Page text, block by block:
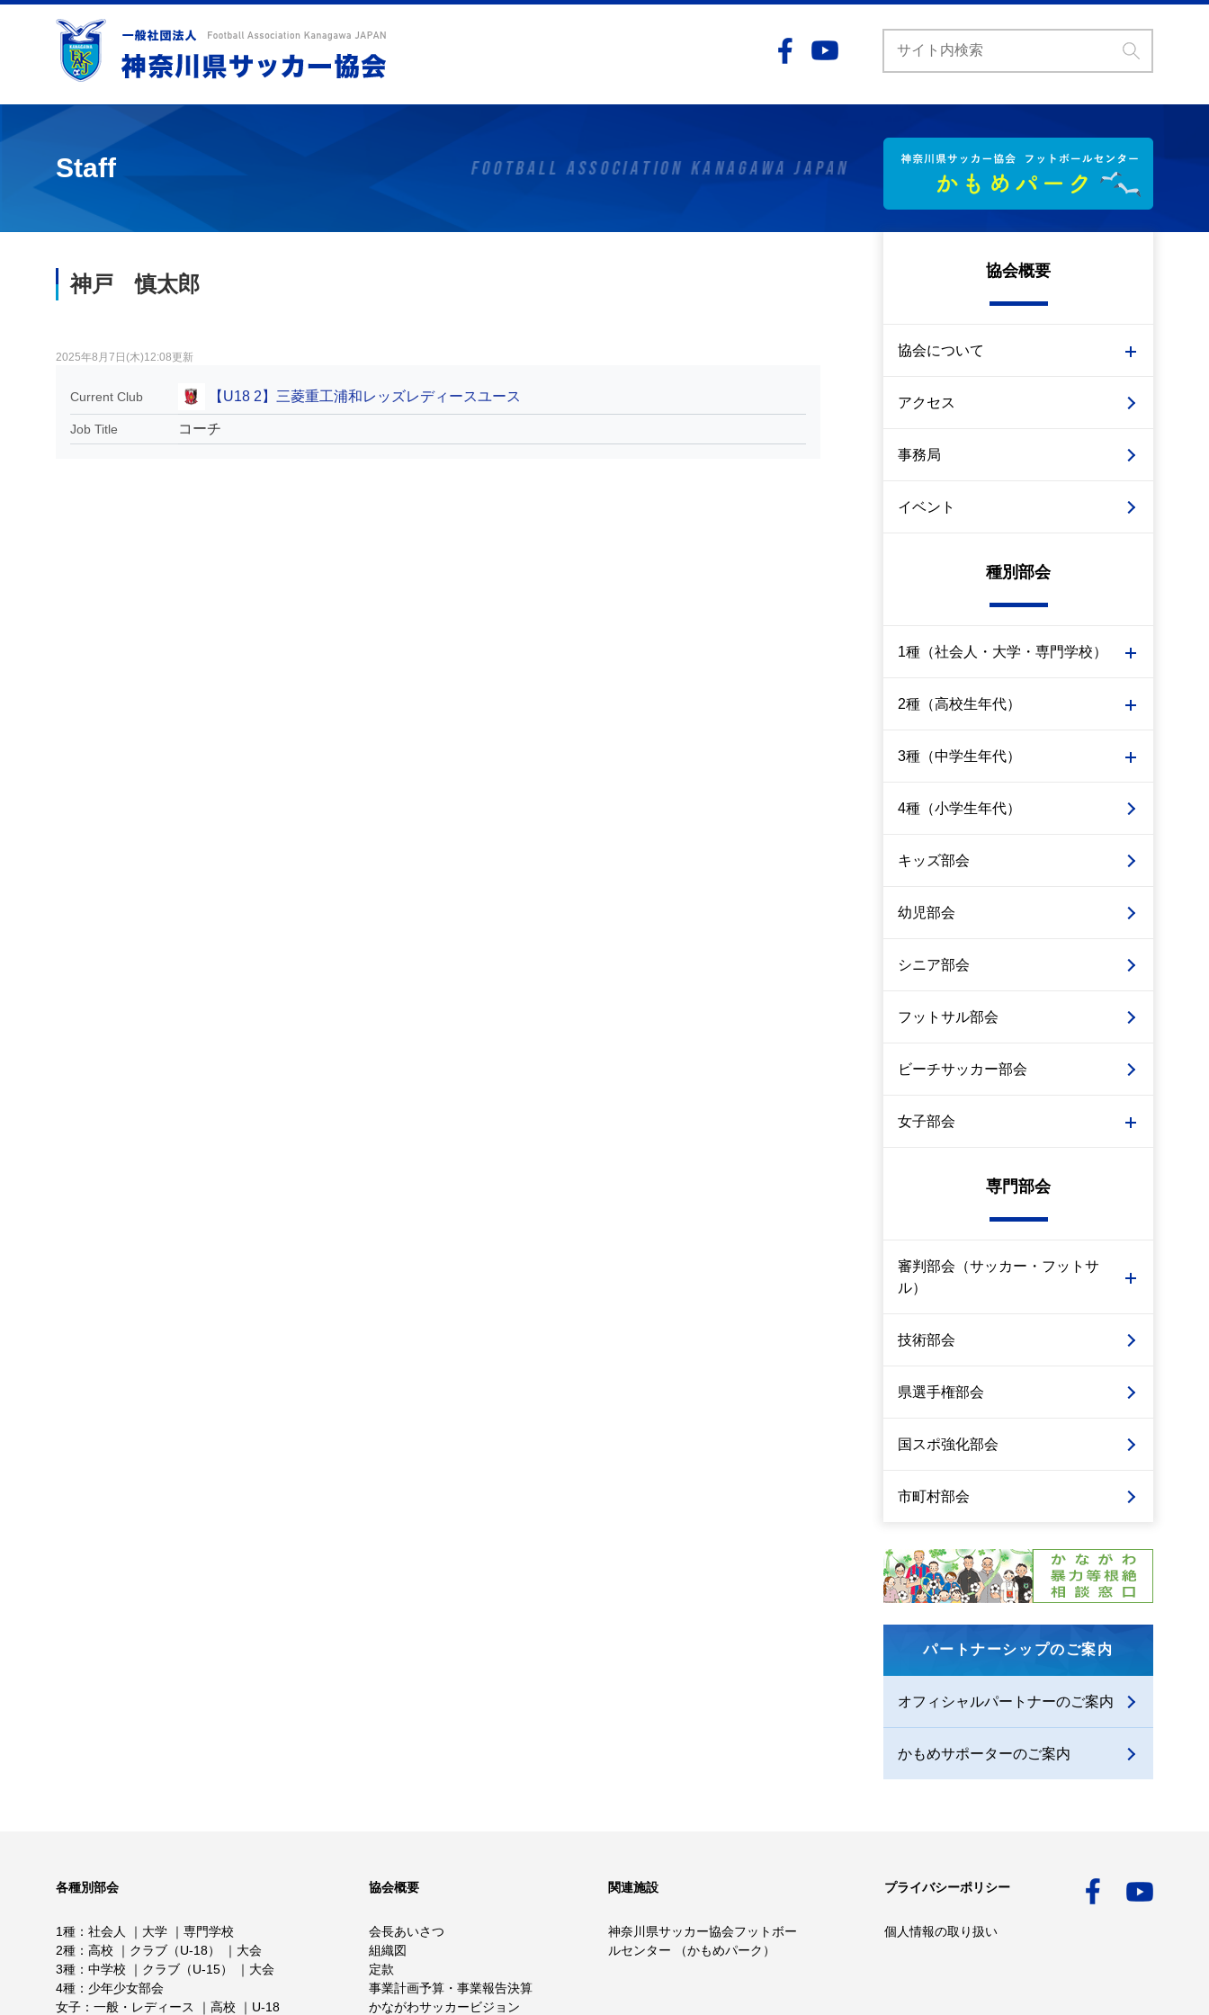
Staff
神戸 慎太郎
2025年8月7日(木)12:08更新
Current Club 【U18 2】三菱重工浦和レッズレディースユース
Job Title コーチ
協会概要
協会について
アクセス
事務局
イベント
種別部会
1種（社会人・大学・専門学校）
2種（高校生年代）
3種（中学生年代）
4種（小学生年代）
キッズ部会
幼児部会
シニア部会
フットサル部会
ビーチサッカー部会
女子部会
専門部会
審判部会（サッカー・フットサ
ル）
技術部会
県選手権部会
国スポ強化部会
市町村部会
パートナーシップのご案内
オフィシャルパートナーのご案内
かもめサポーターのご案内
各種別部会
1種 社会人 大学
専門学校
2種
高校 クラブ（U-18）
大会
3種
中学校 クラブ（U-15）
大会
4種
少年少女部会
女子
一般・レディース 高校 U-18
協会概要
会長あいさつ
組織図
定款
事業計画予算・事業報告決算
かながわサッカービジョン
関連施設
神奈川県サッカー協会フットボー
ルセンター （かもめパーク）
プライバシーポリシー
個人情報の取り扱い